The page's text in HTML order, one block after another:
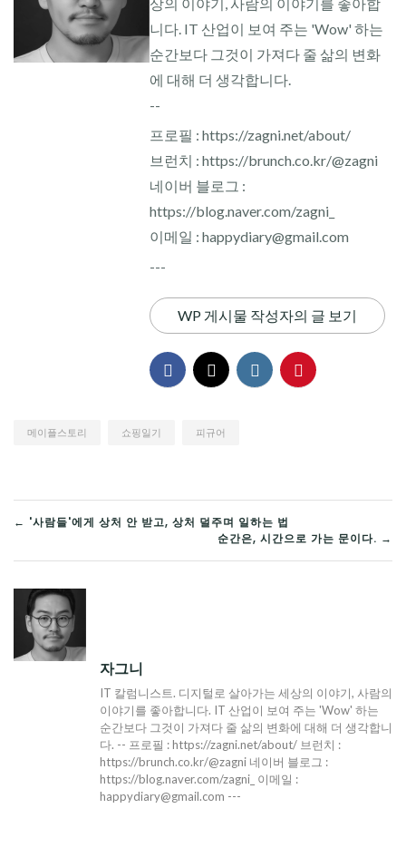
니다. IT 산업이 보여 주는 'Wow' 하는
순간보다 그것이 가져다 줄 삶의 변화
에 대해 더 생각합니다.
--
프로필 : https://zagni.net/about/
브런치 : https://brunch.co.kr/@zagni
네이버 블로그 :
https://blog.naver.com/zagni_
이메일 : happydiary@gmail.com
---
WP 게시물 작성자의 글 보기
메이플스토리 쇼핑일기 피규어
글
탐
색
← '사람들'에게 상처 안 받고, 상처 덜주며 일하는 법
순간은, 시간으로 가는 문이다. →
자그니
IT 칼럼니스트. 디지털로 살아가는 세상의 이야기, 사람의
이야기를 좋아합니다. IT 산업이 보여 주는 'Wow' 하는
순간보다 그것이 가져다 줄 삶의 변화에 대해 더 생각합니
다. -- 프로필 : https://zagni.net/about/ 브런치 :
https://brunch.co.kr/@zagni 네이버 블로그 :
https://blog.naver.com/zagni_ 이메일 :
happydiary@gmail.com ---